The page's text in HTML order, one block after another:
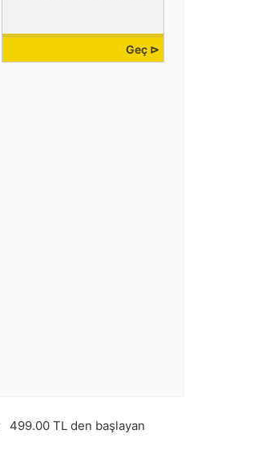
Geç ⊳
499.00 TL den başlayan